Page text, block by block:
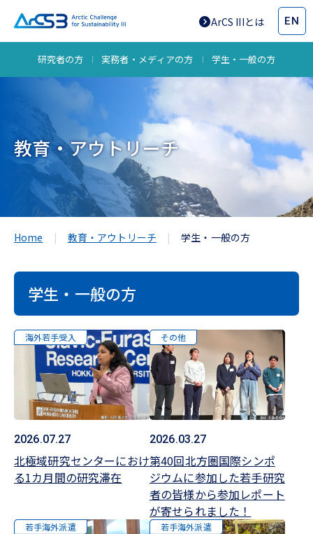
ArCS IIIとは EN
研究者の方 実務者・メディアの方 学生・一般の方
教育・アウトリーチ
Home 教育・アウトリーチ 学生・一般の方
学生・一般の方
海外若手受入
2026.07.27
北極域研究センターにおけ
る1カ月間の研究滞在
その他
2026.03.27
第40回北方圏国際シンポ
ジウムに参加した若手研究
者の皆様から参加レポート
が寄せられました！
若手海外派遣 若手海外派遣